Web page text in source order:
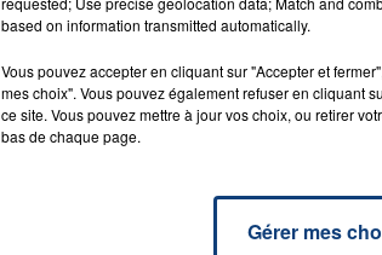
based on information transmitted automatically.
Vous pouvez accepter en cliquant sur "Accepter et
mes choix". Vous pouvez également refuser en cliquant
ce site. Vous pouvez mettre à jour vos choix, ou retirer
bas de chaque page.
Gérer mes